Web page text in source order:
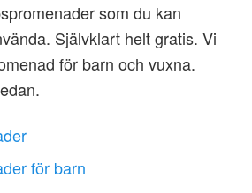
som du kan
Självklart helt gratis. Vi
för barn och vuxna.
för barn